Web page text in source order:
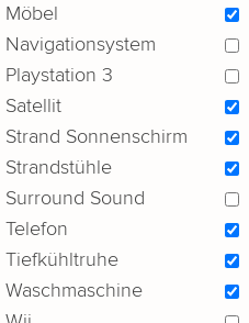
Möbel
Navigationsystem
Playstation 3
Satellit
Strand Sonnenschirm
Strandstühle
Surround Sound
Telefon
Tiefkühltruhe
Waschmaschine